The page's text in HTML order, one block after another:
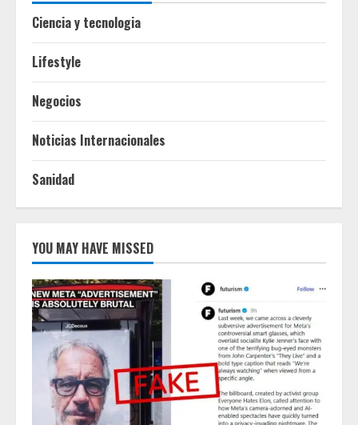
Ciencia y tecnologia
Lifestyle
Negocios
Noticias Internacionales
Sanidad
YOU MAY HAVE MISSED